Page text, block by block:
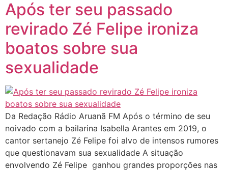
Após ter seu passado
revirado Zé Felipe ironiza
boatos sobre sua
sexualidade
Da Redação Rádio Aruanã FM Após o término de seu
noivado com a bailarina Isabella Arantes em 2019, o
cantor sertanejo Zé Felipe foi alvo de intensos rumores
que questionavam sua sexualidade A situação
envolvendo Zé Felipe ganhou grandes proporções nas